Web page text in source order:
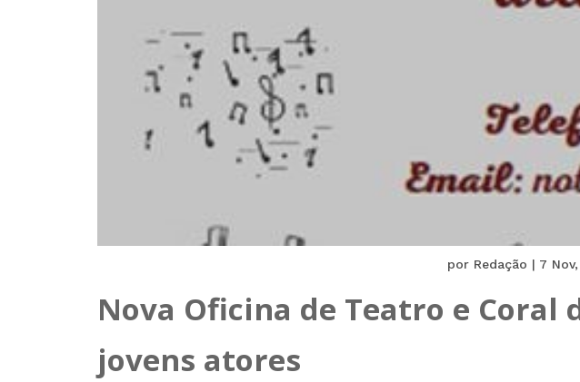
por Redação | 7
Nova Oficina de Teatro e Coral
jovens atores